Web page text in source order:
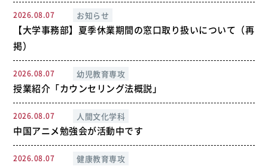
院
女
子
大
学
2026.08.07 お知らせ
【大学事務部】夏季休業期間の窓口取り扱いについて（再
掲）
2026.08.07 幼児教育専攻
授業紹介「カウンセリング法概説」
2026.08.07 人間文化学科
中国アニメ勉強会が活動中です
2026.08.07 健康教育専攻